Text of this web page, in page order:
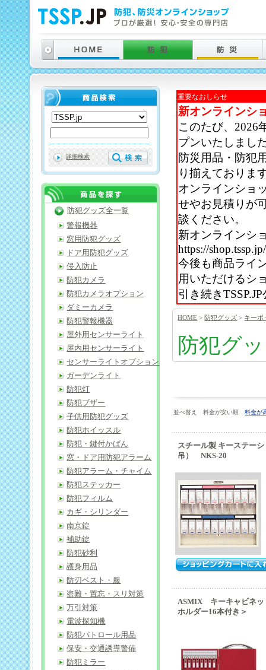
重要なおしらせ
新オンラインシ
このたび、2026
プンいたしまし
防災用品・防犯
り揃えておりま
オンラインショ
せやお見積りが
談ください。
新オンラインシ
https://shop.tssp.jp/
今後も商品ライ
用いただけるシ
引き続き
HOME >防犯グッズ > キーボ
防犯グ
並べ替え 料金が安い順料金が
スチール製 キーステー
吊） NKS-20
ASMIX キーキャビネ
ホルダー16本付き＞
詳細検索
防犯グッズ全一覧
警報機器
窓用防犯グッズ
ドア用防犯グッズ
侵入防止
防犯カメラ
防犯カメラオプション
ダミーカメラ
防犯警報機器
屋外用センサーライト
屋内用センサーライト
センサーライトオプション
ガーデンライト
防犯灯
防犯ブザー
子供用防犯グッズ
防犯ホイッスル
防犯・鍵付かばん
窓・ドア用防犯アラーム
防犯アラーム・チャイム
防犯ステッカー
防犯フィルム
カギ・シリンダー
南京錠
補助錠
防犯砂利
護身用品
防刃ベスト・服
盗難・置忘・スリ対策
万引対策
電波探知機
防犯パトロール用品
保安・交通誘導警備
防犯ミラー